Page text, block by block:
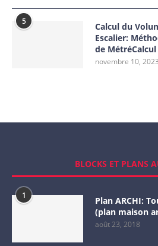
5
Calcul du
Escalier:
de
novembre 10, 2023
BLOCKS ET PLANS
1
Plan ARCHI:
(plan maison
août 23, 2018